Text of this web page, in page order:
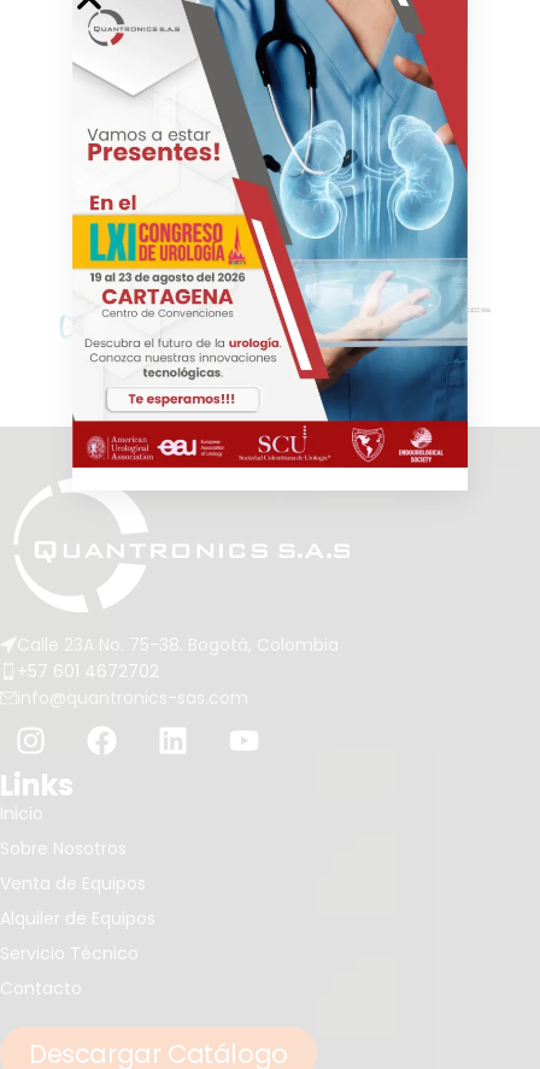
Calle 23A No. 75-38. Bogotá, Colombia
+57 601 4672702
info@quantronics-sas.com
Links
Inicio
Sobre Nosotros
Venta de Equipos
Alquiler de Equipos
Servicio Técnico
Contacto
Descargar Catálogo